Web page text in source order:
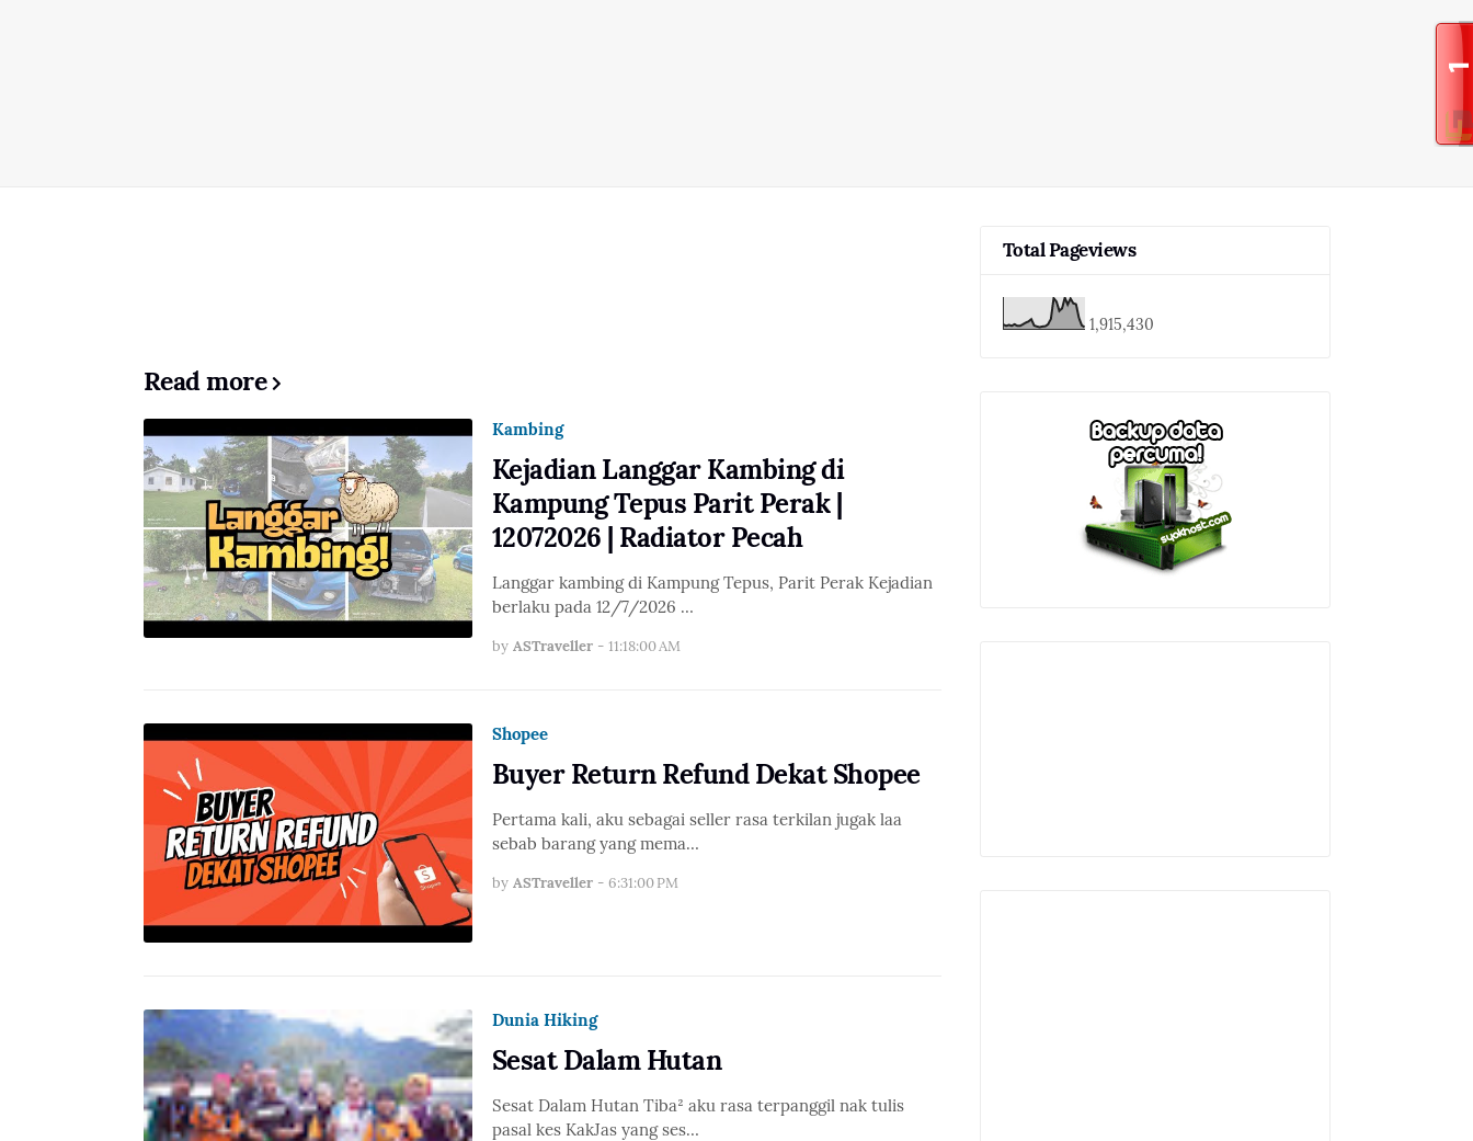
Read more
Kambing
Kejadian Langgar Kambing di
Kampung Tepus Parit Perak |
12072026 | Radiator Pecah
Langgar kambing di Kampung Tepus, Parit Perak Kejadian
berlaku pada 12/7/2026 …
by ASTraveller - 11:18:00 AM
Shopee
Buyer Return Refund Dekat Shopee
Pertama kali, aku sebagai seller rasa terkilan jugak laa
sebab barang yang mema…
by ASTraveller - 6:31:00 PM
Dunia Hiking
Sesat Dalam Hutan
Sesat Dalam Hutan Tiba² aku rasa terpanggil nak tulis
pasal kes KakJas yang ses…
Total Pageviews
1,915,430